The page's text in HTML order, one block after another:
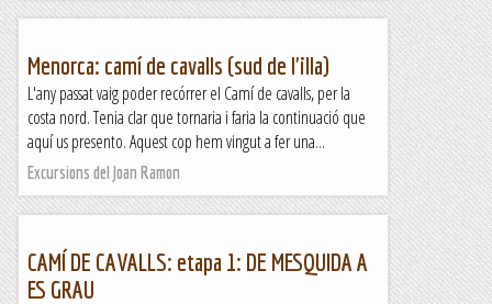
Menorca: camí de cavalls (sud de l'illa)
L'any passat vaig poder recórrer el Camí de cavalls, per la
costa nord. Tenia clar que tornaria i faria la continuació que
aquí us presento. Aquest cop hem vingut a fer una...
Excursions del Joan Ramon
CAMÍ DE CAVALLS: etapa 1: DE MESQUIDA A
ES GRAU